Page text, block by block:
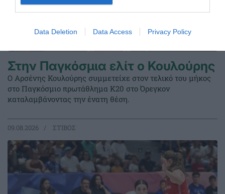
Data Deletion Data Access Privacy Policy
Στην Παγκόσμια ελίτ ο Κουλούρης
Ο Αρσένης Κουλούρης συμμετείχε στον τελικό του μήκος
στο Παγκόσμιο πρωτάθλημα Κ20 στο Όρεγκον
καταλαμβάνοντας την ένατη θέση.
09.08.2026 ΣΤΙΒΟΣ